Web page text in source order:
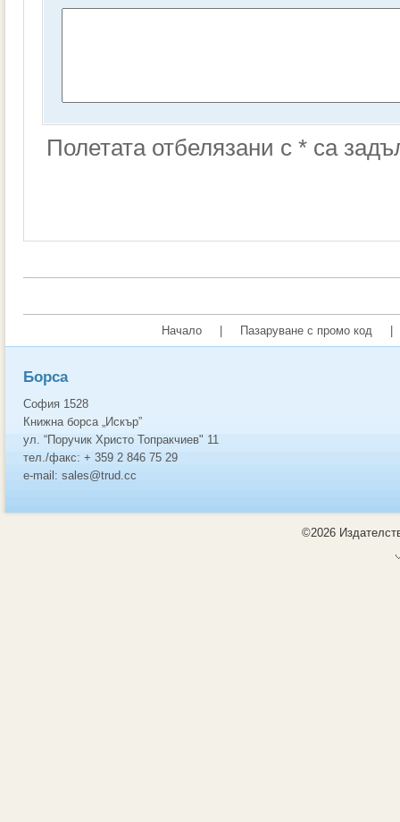
Полетата отбелязани с * са
Начало Пазаруване с промо код
Борса
София 1528
Книжна борса „Искър”
ул. “Поручик Христо Топракчиев" 11
тел./факс: + 359 2 846 75 29
e-mail: sales@trud.cc
©2026